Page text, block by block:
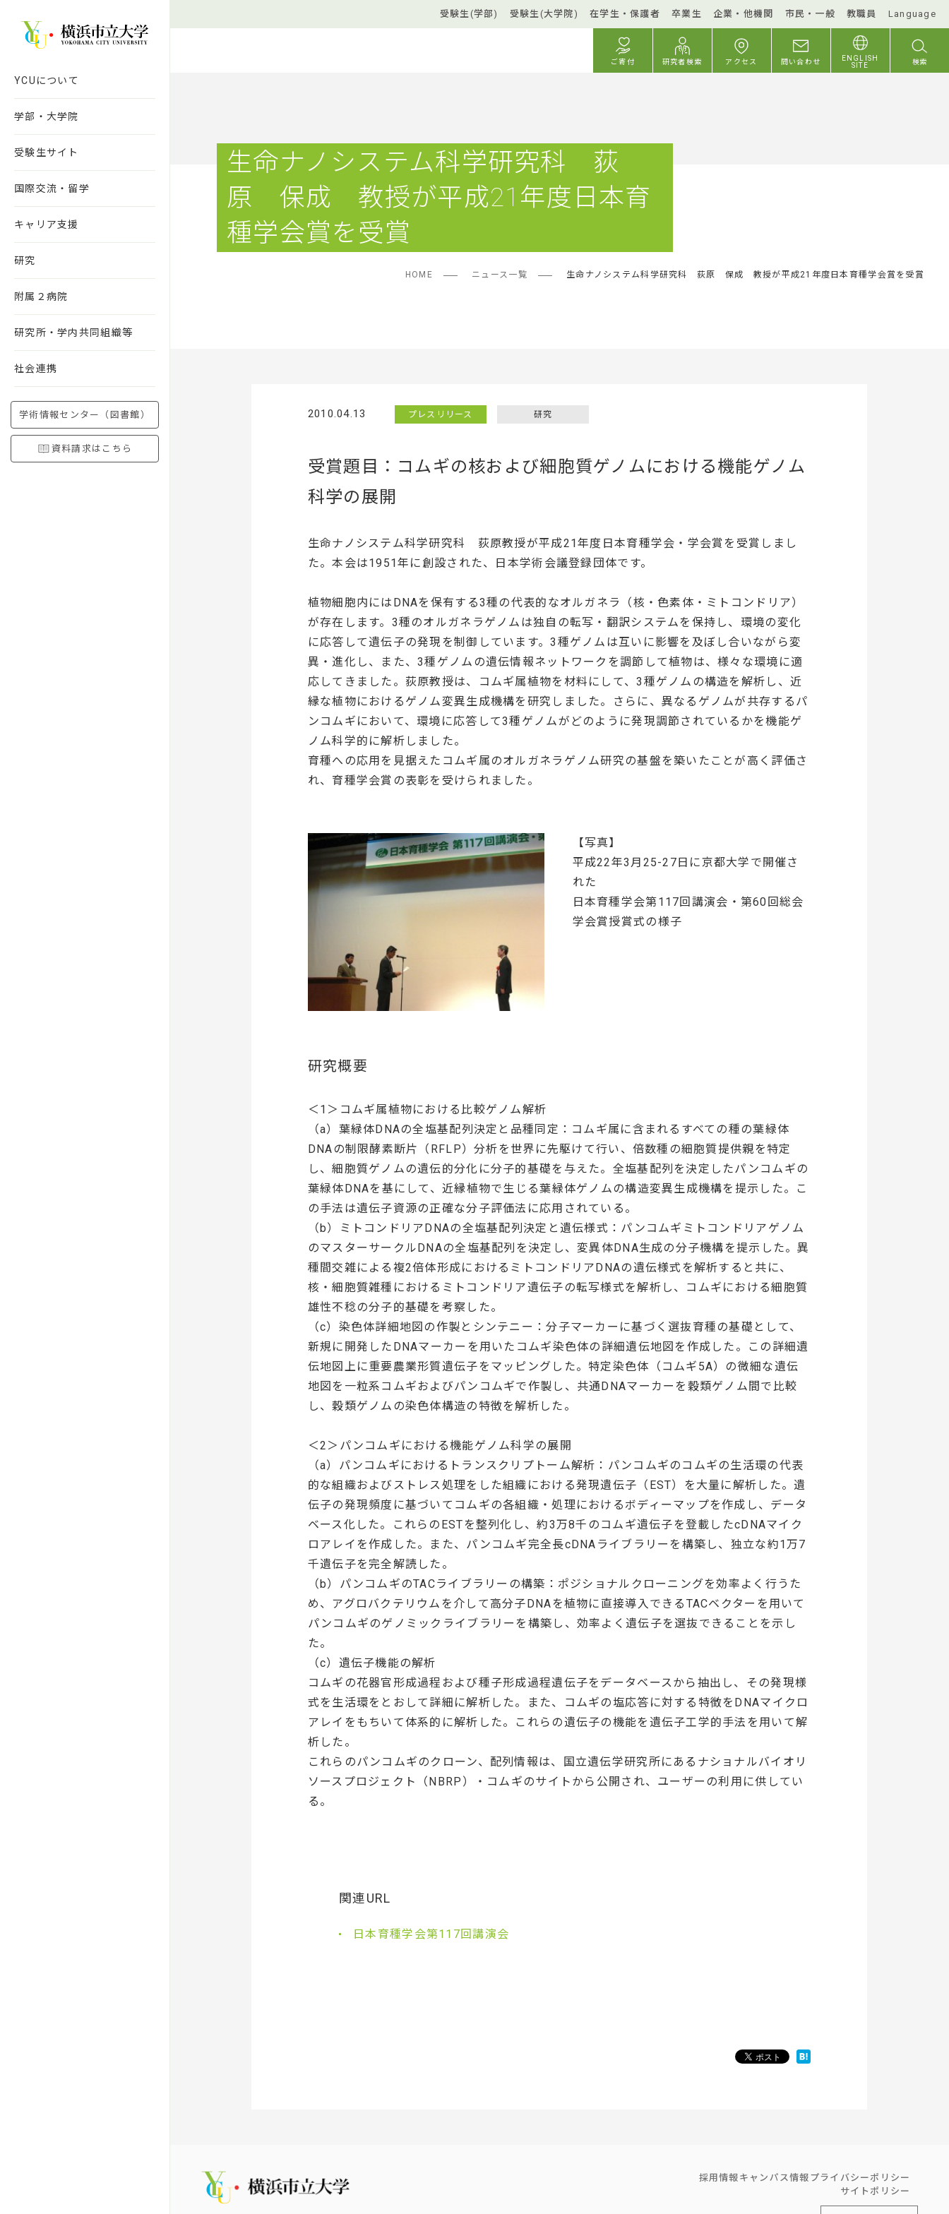
YCUについて
学部・大学院
受験生サイト
国際交流・留学
キャリア支援
研究
附属２病院
研究所・学内共同組織等
社会連携
学術情報センター（図書館）
資料請求はこちら
受験生(学部) 受験生(大学院) 在学生・保護者 卒業生 企業・他機関 市民・一般 教職員 Language
ご寄付 研究者検索 アクセス 問い合わせ
ENGLISH
SITE
検索
生命ナノシステム科学研究科 荻
原 保成 教授が平成21年度日本育
種学会賞を受賞
HOME ニュース一覧 生命ナノシステム科学研究科 荻原 保成 教授が平成21年度日本育種学会賞を受賞
2010.04.13 プレスリリース 研究
受賞題目：コムギの核および細胞質ゲノムにおける機能ゲノム
科学の展開
生命ナノシステム科学研究科 荻原教授が平成21年度日本育種学会・学会賞を受賞しまし
た。本会は1951年に創設された、日本学術会議登録団体です。
植物細胞内にはDNAを保有する3種の代表的なオルガネラ（核・色素体・ミトコンドリア）
が存在します。3種のオルガネラゲノムは独自の転写・翻訳システムを保持し、環境の変化
に応答して遺伝子の発現を制御しています。3種ゲノムは互いに影響を及ぼし合いながら変
異・進化し、また、3種ゲノムの遺伝情報ネットワークを調節して植物は、様々な環境に適
応してきました。荻原教授は、コムギ属植物を材料にして、3種ゲノムの構造を解析し、近
縁な植物におけるゲノム変異生成機構を研究しました。さらに、異なるゲノムが共存するパ
ンコムギにおいて、環境に応答して3種ゲノムがどのように発現調節されているかを機能ゲ
ノム科学的に解析しました。
育種への応用を見据えたコムギ属のオルガネラゲノム研究の基盤を築いたことが高く評価さ
れ、育種学会賞の表彰を受けられました。
【写真】
平成22年3月25-27日に京都大学で開催さ
れた
日本育種学会第117回講演会・第60回総会
学会賞授賞式の様子
研究概要
＜1＞コムギ属植物における比較ゲノム解析
（a）葉緑体DNAの全塩基配列決定と品種同定：コムギ属に含まれるすべての種の葉緑体
DNAの制限酵素断片（RFLP）分析を世界に先駆けて行い、倍数種の細胞質提供親を特定
し、細胞質ゲノムの遺伝的分化に分子的基礎を与えた。全塩基配列を決定したパンコムギの
葉緑体DNAを基にして、近縁植物で生じる葉緑体ゲノムの構造変異生成機構を提示した。こ
の手法は遺伝子資源の正確な分子評価法に応用されている。
（b）ミトコンドリアDNAの全塩基配列決定と遺伝様式：パンコムギミトコンドリアゲノム
のマスターサークルDNAの全塩基配列を決定し、変異体DNA生成の分子機構を提示した。異
種間交雑による複2倍体形成におけるミトコンドリアDNAの遺伝様式を解析すると共に、
核・細胞質雑種におけるミトコンドリア遺伝子の転写様式を解析し、コムギにおける細胞質
雄性不稔の分子的基礎を考察した。
（c）染色体詳細地図の作製とシンテニー：分子マーカーに基づく選抜育種の基礎として、
新規に開発したDNAマーカーを用いたコムギ染色体の詳細遺伝地図を作成した。この詳細遺
伝地図上に重要農業形質遺伝子をマッピングした。特定染色体（コムギ5A）の微細な遺伝
地図を一粒系コムギおよびパンコムギで作製し、共通DNAマーカーを穀類ゲノム間で比較
し、穀類ゲノムの染色体構造の特徴を解析した。
＜2＞パンコムギにおける機能ゲノム科学の展開
（a）パンコムギにおけるトランスクリプトーム解析：パンコムギのコムギの生活環の代表
的な組織およびストレス処理をした組織における発現遺伝子（EST）を大量に解析した。遺
伝子の発現頻度に基づいてコムギの各組織・処理におけるボディーマップを作成し、データ
ベース化した。これらのESTを整列化し、約3万8千のコムギ遺伝子を登載したcDNAマイク
ロアレイを作成した。また、パンコムギ完全長cDNAライブラリーを構築し、独立な約1万7
千遺伝子を完全解読した。
（b）パンコムギのTACライブラリーの構築：ポジショナルクローニングを効率よく行うた
め、アグロバクテリウムを介して高分子DNAを植物に直接導入できるTACベクターを用いて
パンコムギのゲノミックライブラリーを構築し、効率よく遺伝子を選抜できることを示し
た。
（c）遺伝子機能の解析
コムギの花器官形成過程および種子形成過程遺伝子をデータベースから抽出し、その発現様
式を生活環をとおして詳細に解析した。また、コムギの塩応答に対する特徴をDNAマイクロ
アレイをもちいて体系的に解析した。これらの遺伝子の機能を遺伝子工学的手法を用いて解
析した。
これらのパンコムギのクローン、配列情報は、国立遺伝学研究所にあるナショナルバイオリ
ソースプロジェクト（NBRP）・コムギのサイトから公開され、ユーザーの利用に供してい
る。
関連URL
日本育種学会第117回講演会
採用情報キャンパス情報プライバシーポリシー
サイトポリシー